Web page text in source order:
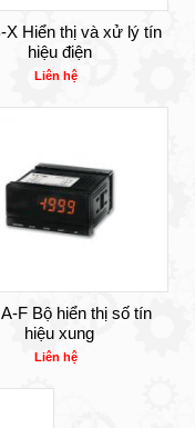
X Hiển thị và xử lý tín
hiệu điện
Liên hệ
F Bộ hiển thị số tín
hiệu xung
Liên hệ